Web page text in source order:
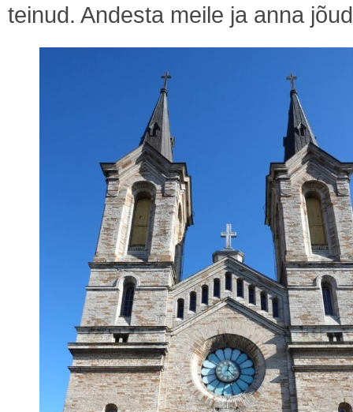
teinud. Andesta meile ja anna